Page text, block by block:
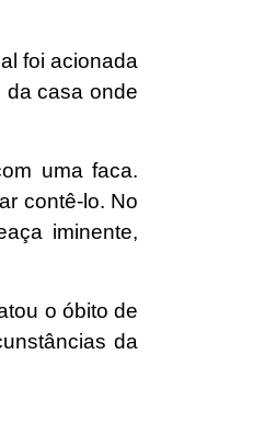
foi acionada
da casa onde
uma faca.
contê-lo. No
iminente,
o óbito de
da